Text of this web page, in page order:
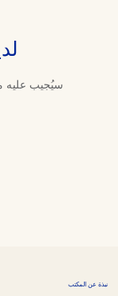
سيُجيب عليه
نبذة عن المكتب